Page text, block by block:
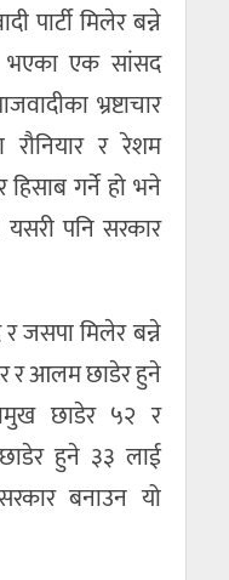
पार्टी मिलेर बन्ने
भएका एक सांसद
भ्रष्टाचार
रौनियार र रेशम
गर्ने हो भने
पनि सरकार
जसपा मिलेर बन्ने
र आलम छाडेर हुने
छाडेर ५२ र
हुने ३३ लाई
बनाउन यो